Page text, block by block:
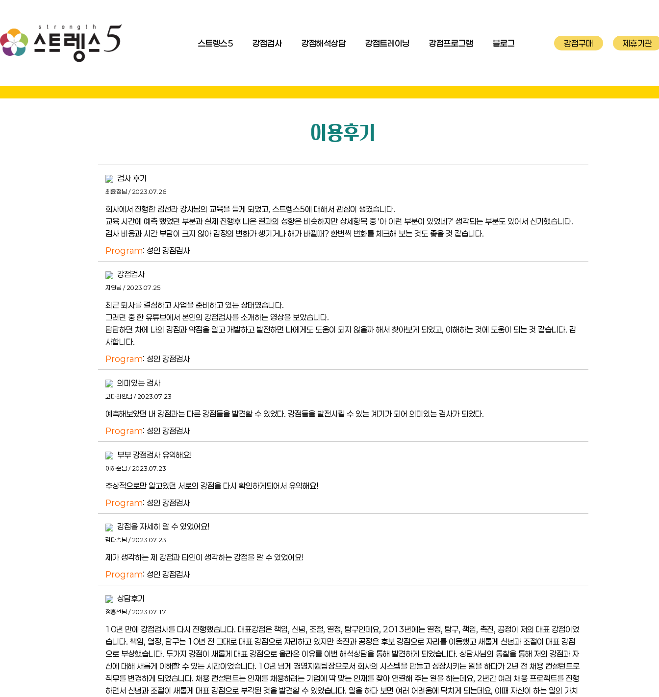
스트렝스5 강점검사 강점해석상담 강점트레이닝 강점프로그램 블로그 강점구매 제휴기관
이용후기
검사 후기
최윤정님 / 2023.07.26
회사에서 진행한 김선라 강사님의 교육을 듣게 되었고, 스트렝스5에 대해서 관심이 생겼습니다.
교육 시간에 예측 했었던 부분과 실제 진행후 나온 결과의 성향은 비슷하지만 상세항목 중 '아 이런 부분이 있었네?' 생각되는 부분도 있어서 신기했습니다.
검사 비용과 시간 부담이 크지 않아 감정의 변화가 생기거나 해가 바뀔때? 한번씩 변화를 체크해 보는 것도 좋을 것 같습니다.
Program: 성인 강점검사
강점검사
지연님 / 2023.07.25
최근 퇴사를 결심하고 사업을 준비하고 있는 상태였습니다.
그러던 중 한 유튜브에서 본인의 강점검사를 소개하는 영상을 보았습니다.
답답하던 차에 나의 강점과 약점을 알고 개발하고 발전하면 나에게도 도움이 되지 않을까 해서 찾아보게 되었고, 이해하는 것에 도움이 되는 것 같습니다. 감
사합니다.
Program: 성인 강점검사
의미있는 검사
코다라인님 / 2023.07.23
예측해보았던 내 강점과는 다른 강점들을 발견할 수 있었다. 강점들을 발전시킬 수 있는 계기가 되어 의미있는 검사가 되었다.
Program: 성인 강점검사
부부 강점검사 유익해요!
이하준님 / 2023.07.23
추상적으로만 알고있던 서로의 강점을 다시 확인하게되어서 유익해요!
Program: 성인 강점검사
강점을 자세히 알 수 있었어요!
김다솜님 / 2023.07.23
제가 생각하는 제 강점과 타인이 생각하는 강점을 알 수 있었어요!
Program: 성인 강점검사
상담후기
정홍선님 / 2023.07.17
10년 만에 강점검사를 다시 진행했습니다. 대표강점은 책임, 신념, 조절, 열정, 탐구인데요, 2013년에는 열정, 탐구, 책임, 촉진, 공정이 저의 대표 강점이었
습니다. 책임, 열정, 탐구는 10년 전 그대로 대표 강점으로 자리하고 있지만 촉진과 공정은 후보 강점으로 자리를 이동했고 새롭게 신념과 조절이 대표 강점
으로 부상했습니다. 두가지 강점이 새롭게 대표 강점으로 올라온 이유를 이번 해석상담을 통해 발견하게 되었습니다. 상담사님의 통찰을 통해 저의 강점과 자
신에 대해 새롭게 이해할 수 있는 시간이었습니다. 10년 넘게 경영지원팀장으로서 회사의 시스템을 만들고 성장시키는 일을 하다가 2년 전 채용 컨설턴트로
직무를 변경하게 되었습니다. 채용 컨설턴트는 인재를 채용하려는 기업에 딱 맞는 인재를 찾아 연결해 주는 일을 하는데요, 2년간 여러 채용 프로젝트를 진행
하면서 신념과 조절이 새롭게 대표 강점으로 부각된 것을 발견할 수 있었습니다. 일을 하다 보면 여러 어려움에 닥치게 되는데요, 이때 자신이 하는 일의 가치